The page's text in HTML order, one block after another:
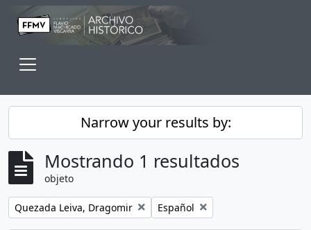
Skip to main content
Narrow your results by:
Mostrando 1 resultados
objeto
Remove filter:
Quezada Leiva, Dragomir Remove filter:
Español